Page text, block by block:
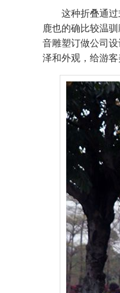
这种折叠通
鹿也的确比较温
音雕塑订做公司
泽和外观，给游